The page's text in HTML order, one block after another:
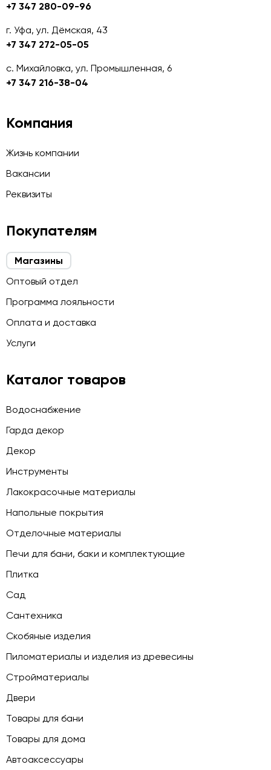
+7 347 280-09-96
г. Уфа, ул. Дёмская, 43
+7 347 272-05-05
с. Михайловка, ул. Промышленная, 6
+7 347 216-38-04
Компания
Жизнь компании
Вакансии
Реквизиты
Покупателям
Магазины
Оптовый отдел
Программа лояльности
Оплата и доставка
Услуги
Каталог товаров
Водоснабжение
Гарда декор
Декор
Инструменты
Лакокрасочные материалы
Напольные покрытия
Отделочные материалы
Печи для бани, баки и комплектующие
Плитка
Сад
Сантехника
Скобяные изделия
Пиломатериалы и изделия из древесины
Стройматериалы
Двери
Товары для бани
Товары для дома
Автоаксессуары